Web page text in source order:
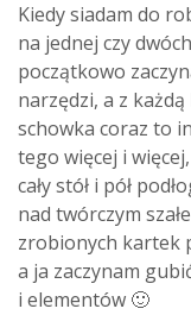
Kiedy siadam do
na jednej czy
początkowo
narzędzi, a z
schowka coraz to
tego więcej i
cały stół i pół
nad twórczym
zrobionych kartek
a ja zaczynam
i elementów 🙂